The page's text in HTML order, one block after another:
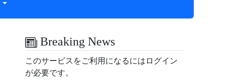
Breaking News
このサービスをご利用になるにはログイン
が必要です。